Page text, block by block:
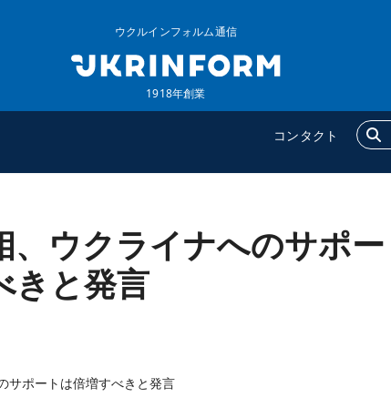
ウクルインフォルム通信
1918年創業
コンタクト
インフォルム
インフォルムについ
追加
、ウクライナへのサポー
きと発言